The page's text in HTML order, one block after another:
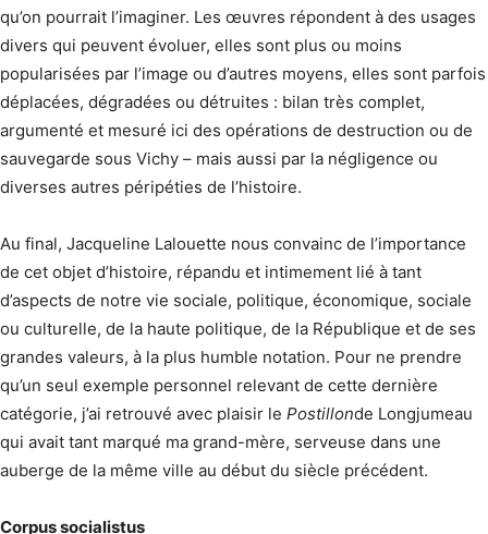
qu’on pourrait l’imaginer. Les œuvres répondent à des usages
divers qui peuvent évoluer, elles sont plus ou moins
popularisées par l’image ou d’autres moyens, elles sont parfois
déplacées, dégradées ou détruites : bilan très complet,
argumenté et mesuré ici des opérations de destruction ou de
sauvegarde sous Vichy – mais aussi par la négligence ou
diverses autres péripéties de l’histoire.
Au final, Jacqueline Lalouette nous convainc de l’importance
de cet objet d’histoire, répandu et intimement lié à tant
d’aspects de notre vie sociale, politique, économique, sociale
ou culturelle, de la haute politique, de la République et de ses
grandes valeurs, à la plus humble notation. Pour ne prendre
qu’un seul exemple personnel relevant de cette dernière
catégorie, j’ai retrouvé avec plaisir le Postillonde Longjumeau
qui avait tant marqué ma grand-mère, serveuse dans une
auberge de la même ville au début du siècle précédent.
Corpus socialistus